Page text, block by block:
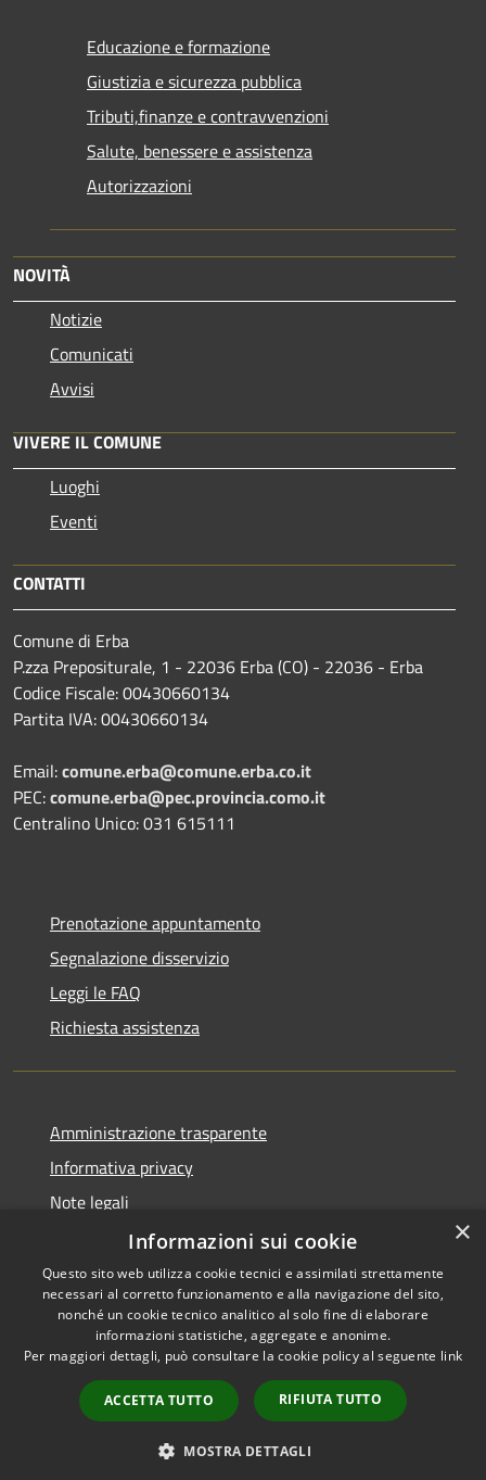
Educazione e formazione
Giustizia e sicurezza pubblica
Tributi,finanze e contravvenzioni
Salute, benessere e assistenza
Autorizzazioni
NOVITÀ
Notizie
Comunicati
Avvisi
VIVERE IL COMUNE
Luoghi
Eventi
CONTATTI
Comune di Erba
P.zza Prepositurale, 1 - 22036 Erba (CO) - 22036 - Erba
Codice Fiscale: 00430660134
Partita IVA: 00430660134
Email:comune.erba@comune.erba.co.it
PEC:comune.erba@pec.provincia.como.it
Centralino Unico: 031 615111
Prenotazione appuntamento
Segnalazione disservizio
Leggi le FAQ
Richiesta assistenza
Amministrazione trasparente
Informativa privacy
Note legali
Dichiarazione di accessibilità
RSS
Accessibilità
Copyright © 2026 • Comune di
Erba • Powered by
Municipium•
Accesso
redazione
×
Informazioni sui cookie
Questo sito web utilizza cookie tecnici e assimilati strettamente
necessari al corretto funzionamento e alla navigazione del sito,
nonché un cookie tecnico analitico al solo fine di elaborare
informazioni statistiche, aggregate e anonime.
Per maggiori dettagli, può consultare la cookie policy al seguente link
ACCETTA TUTTO RIFIUTA TUTTO
MOSTRA DETTAGLI